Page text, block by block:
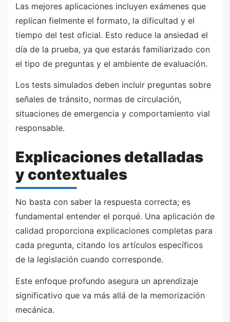
Las mejores aplicaciones incluyen exámenes que
replican fielmente el formato, la dificultad y el
tiempo del test oficial. Esto reduce la ansiedad el
día de la prueba, ya que estarás familiarizado con
el tipo de preguntas y el ambiente de evaluación.
Los tests simulados deben incluir preguntas sobre
señales de tránsito, normas de circulación,
situaciones de emergencia y comportamiento vial
responsable.
Explicaciones detalladas
y contextuales
No basta con saber la respuesta correcta; es
fundamental entender el porqué. Una aplicación de
calidad proporciona explicaciones completas para
cada pregunta, citando los artículos específicos
de la legislación cuando corresponde.
Este enfoque profundo asegura un aprendizaje
significativo que va más allá de la memorización
mecánica.